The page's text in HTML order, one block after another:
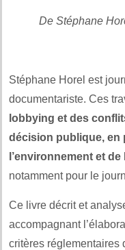
De Stéphane
Stéphane Horel est
documentariste. Ces
lobbying et des
décision publique, en
l’environnement et
notamment pour le
Ce livre décrit et
accompagnant
critères réglementaires